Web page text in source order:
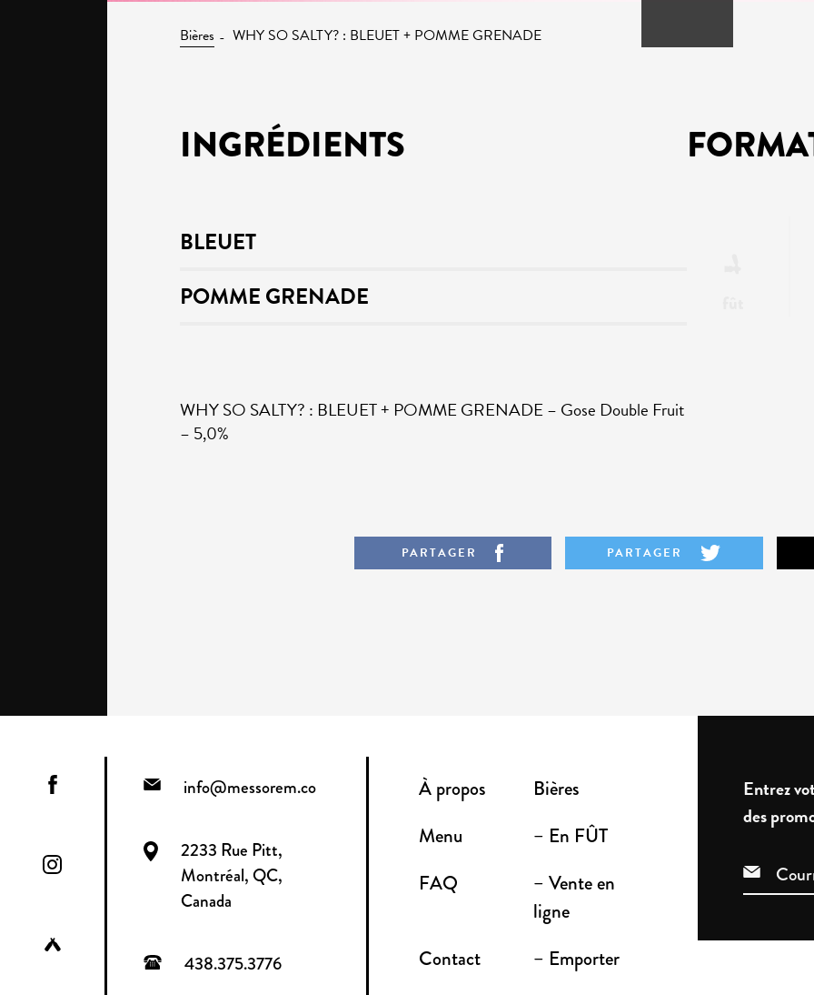
Bières WHY SO SALTY? : BLEUET + POMME GRENADE
INGRÉDIENTS
BLEUET
POMME GRENADE
WHY SO SALTY? : BLEUET + POMME GRENADE – Gose Double Fruit
– 5,0%
PARTAGER PARTAGER
info@messorem.co
2233 Rue Pitt,
Montréal, QC,
Canada
438.375.3776
À propos
Bières
Menu
– En FÛT
FAQ
– Vente en
ligne
Contact
– Emporter
Entrez
des